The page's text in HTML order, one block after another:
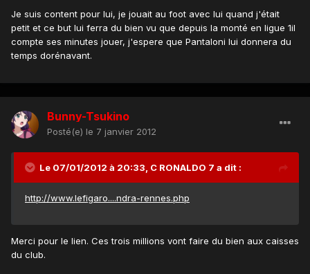
Je suis content pour lui, je jouait au foot avec lui quand j'était
petit et ce but lui ferra du bien vu que depuis la monté en ligue 1il
compte ses minutes jouer, j'espere que Pantaloni lui donnera du
temps dorénavant.
Bunny-Tsukino
Posté(e) le 7 janvier 2012
Le 07/01/2012 à 20:33, C RONALDO 7 a dit :
http://www.lefigaro....ndra-rennes.php
Merci pour le lien. Ces trois millions vont faire du bien aux caisses
du club.